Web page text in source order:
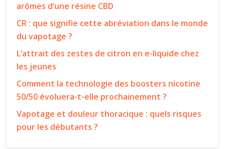
arômes d’une résine CBD
CR : que signifie cette abréviation dans le monde
du vapotage ?
L’attrait des zestes de citron en e-liquide chez
les jeunes
Comment la technologie des boosters nicotine
50/50 évoluera-t-elle prochainement ?
Vapotage et douleur thoracique : quels risques
pour les débutants ?